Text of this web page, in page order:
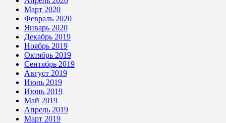
Март 2020
Февраль 2020
Январь 2020
Декабрь 2019
Ноябрь 2019
Октябрь 2019
Сентябрь 2019
Август 2019
Июль 2019
Июнь 2019
Май 2019
Апрель 2019
Март 2019